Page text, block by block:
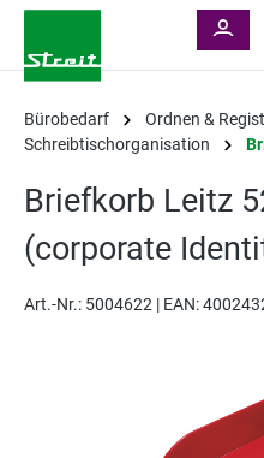
Bürobedarf
Ordnen &
Schreibtischorganisation
Briefkorb Leitz
(corporate
Art.-Nr.: 5004622 | EAN: